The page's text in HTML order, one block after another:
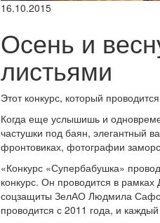
16.10.2015
Осень и
листьями
Этот конкурс, который
Когда еще услышишь и
частушки под баян, элегантный
фронтовиках, фотографии
«Конкурс «Супербабушка»
конкурс. Он проводится в
соцзащиты ЗелАО Людмила
проводится с 2011 года, и